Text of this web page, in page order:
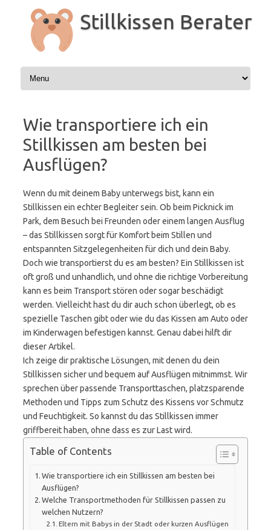
Inhalt
springen
Stillkissen Berater
Wie transportiere ich ein
Stillkissen am besten bei
Ausflügen?
Wenn du mit deinem Baby unterwegs bist, kann ein
Stillkissen ein echter Begleiter sein. Ob beim Picknick im
Park, dem Besuch bei Freunden oder einem langen Ausflug
– das Stillkissen sorgt für Komfort beim Stillen und
entspannten Sitzgelegenheiten für dich und dein Baby.
Doch wie transportierst du es am besten? Ein Stillkissen ist
oft groß und unhandlich, und ohne die richtige Vorbereitung
kann es beim Transport stören oder sogar beschädigt
werden. Vielleicht hast du dir auch schon überlegt, ob es
spezielle Taschen gibt oder wie du das Kissen am Auto oder
im Kinderwagen befestigen kannst. Genau dabei hilft dir
dieser Artikel.
Ich zeige dir praktische Lösungen, mit denen du dein
Stillkissen sicher und bequem auf Ausflügen mitnimmst. Wir
sprechen über passende Transporttaschen, platzsparende
Methoden und Tipps zum Schutz des Kissens vor Schmutz
und Feuchtigkeit. So kannst du das Stillkissen immer
griffbereit haben, ohne dass es zur Last wird.
Table of Contents
Wie transportiere ich ein Stillkissen am besten bei
Ausflügen?
Welche Transportmethoden für Stillkissen passen zu
welchen Nutzern?
Eltern mit Babys in der Stadt oder kurzen Ausflügen